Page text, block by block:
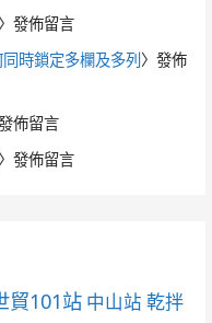
〉發佈留言
時鎖定多欄及多列 〉發佈
佈留言
〉發佈留言
貿101站 中山站 乾拌